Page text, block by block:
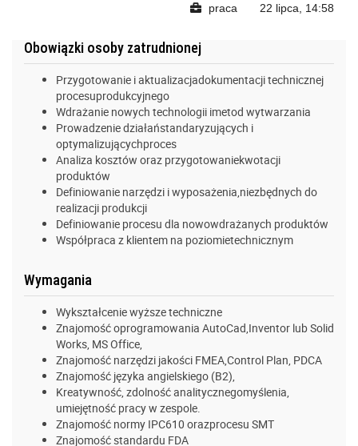
praca 22 lipca, 14:58
Obowiązki osoby zatrudnionej
Przygotowanie i aktualizacjadokumentacji technicznej
procesuprodukcyjnego
Wdrażanie nowych technologii imetod wytwarzania
Prowadzenie działaństandaryzujących i
optymalizującychproces
Analiza kosztów oraz przygotowaniekwotacji
produktów
Definiowanie narzędzi i wyposażenia,niezbędnych do
realizacji produkcji
Definiowanie procesu dla nowowdrażanych produktów
Współpraca z klientem na poziomietechnicznym
Wymagania
Wykształcenie wyższe techniczne
Znajomość oprogramowania AutoCad,Inventor lub Solid
Works, MS Office,
Znajomość narzędzi jakości FMEA,Control Plan, PDCA
Znajomość języka angielskiego (B2),
Kreatywność, zdolność analitycznegomyślenia,
umiejętność pracy w zespole.
Znajomość normy IPC610 orazprocesu SMT
Znajomość standardu FDA